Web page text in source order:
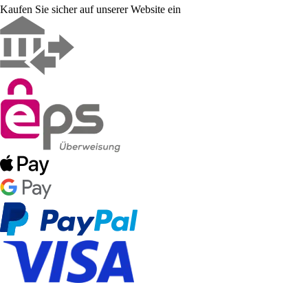
Kaufen Sie sicher auf unserer Website ein